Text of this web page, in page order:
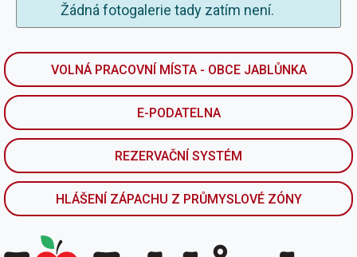
VOLNÁ PRACOVNÍ MÍSTA - OBCE JABLŮNKA
E-PODATELNA
REZERVAČNÍ SYSTÉM
HLÁŠENÍ ZÁPACHU Z PRŮMYSLOVÉ ZÓNY
Žádná fotogalerie tady zatím není.